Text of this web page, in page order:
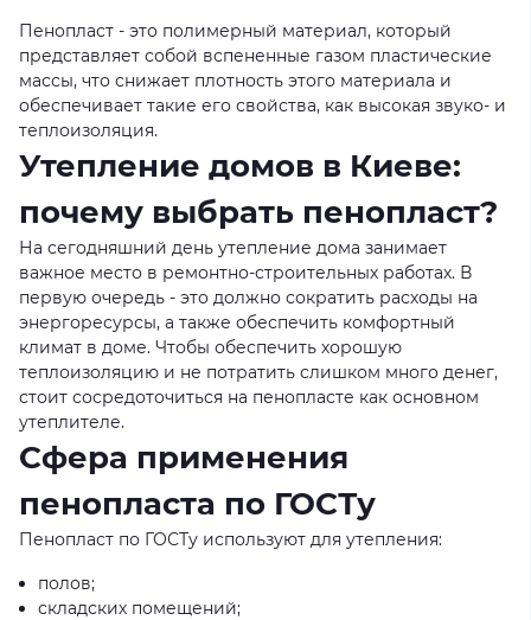
Пенопласт - это полимерный материал, который
представляет собой вспененные газом пластические
массы, что снижает плотность этого материала и
обеспечивает такие его свойства, как высокая звуко- и
теплоизоляция.
Утепление домов в Киеве:
почему выбрать пенопласт?
На сегодняшний день утепление дома занимает
важное место в ремонтно-строительных работах. В
первую очередь - это должно сократить расходы на
энергоресурсы, а также обеспечить комфортный
климат в доме. Чтобы обеспечить хорошую
теплоизоляцию и не потратить слишком много денег,
стоит сосредоточиться на пенопласте как основном
утеплителе.
Сфера применения
пенопласта по ГОСТу
Пенопласт по ГОСТу используют для утепления:
полов;
складских помещений;